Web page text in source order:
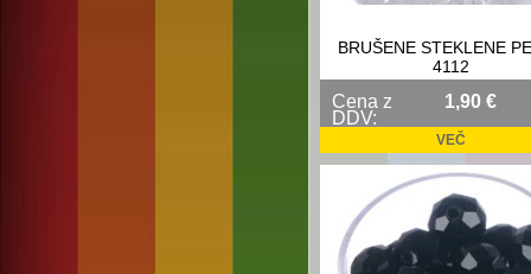
BRUŠENE STEKLENE
4112
Cena z
DDV:
1,90 €
VEČ